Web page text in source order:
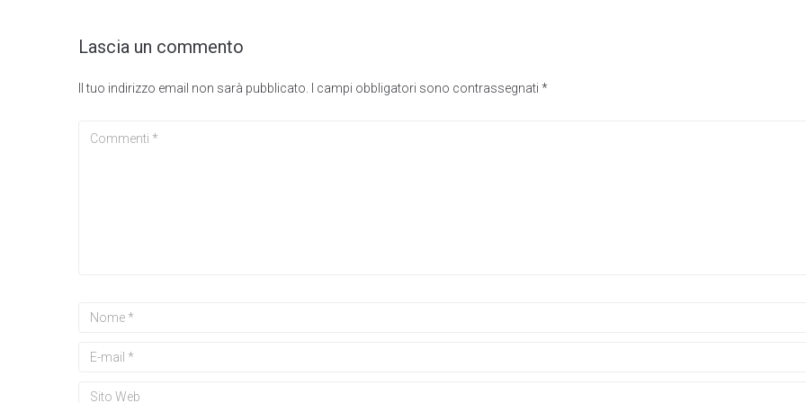
Lascia un commento
Il tuo indirizzo email non sarà pubblicato. I campi obbligatori sono contrassegnati *